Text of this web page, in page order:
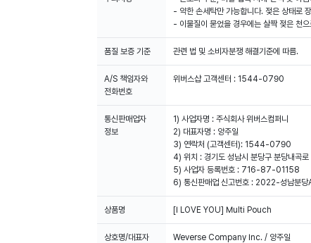
- 약한 손세탁만 가능합니다. 젖은 상태로
- 이물질이 묻었을 경우에는 살짝 젖은 천
품질 보증 기준 관련 법 및 소비자분쟁 해결기준에 따름.
A/S 책임자와
전화번호
위버스샵 고객센터 : 1544-0790
통신판매업자
정보
1) 사업자명 : 주식회사 위버스컴퍼니
2) 대표자명 : 양주일
3) 연락처 (고객센터): 1544-0790
4) 위치 : 경기도 성남시 분당구 분당내곡
5) 사업자 등록번호 : 716-87-01158
6) 통신판매업 신고번호 : 2022-성남분
상품명 [I LOVE YOU] Multi Pouch
상호명/대표자 Weverse Company Inc. / 양주일